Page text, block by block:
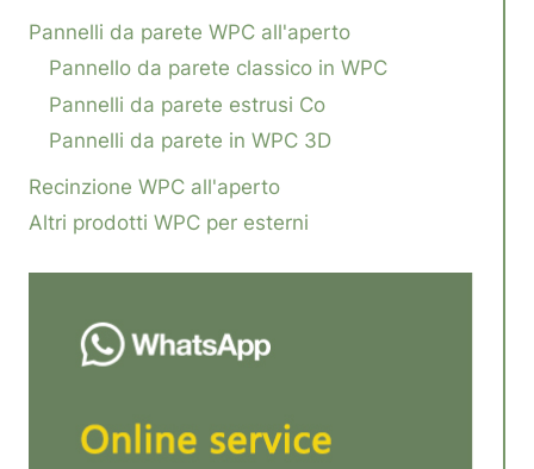
Pannelli da parete WPC all'aperto
Pannello da parete classico in WPC
Pannelli da parete estrusi Co
Pannelli da parete in WPC 3D
Recinzione WPC all'aperto
Altri prodotti WPC per esterni